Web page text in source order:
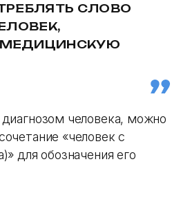
СЛОВО
человека, можно
«человек с
для обозначения его